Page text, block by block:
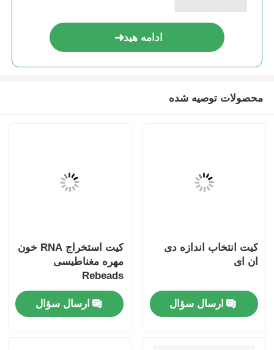
ادامه هید
محصولات توصیه شده
کیت انتخاب اندازه دی
ان ای
ارسال سؤال
کیت استخراج RNA خون
مهره مغناطیسی
Rebeads
ارسال سؤال